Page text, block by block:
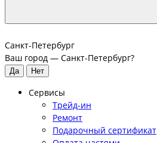
Санкт-Петербург
Ваш город — Санкт-Петербург?
Сервисы
Трейд-ин
Ремонт
Подарочный сертификат